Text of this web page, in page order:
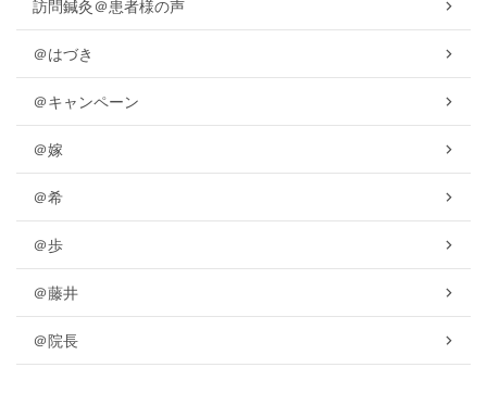
訪問鍼灸＠患者様の声
＠はづき
＠キャンペーン
＠嫁
＠希
＠歩
＠藤井
＠院長